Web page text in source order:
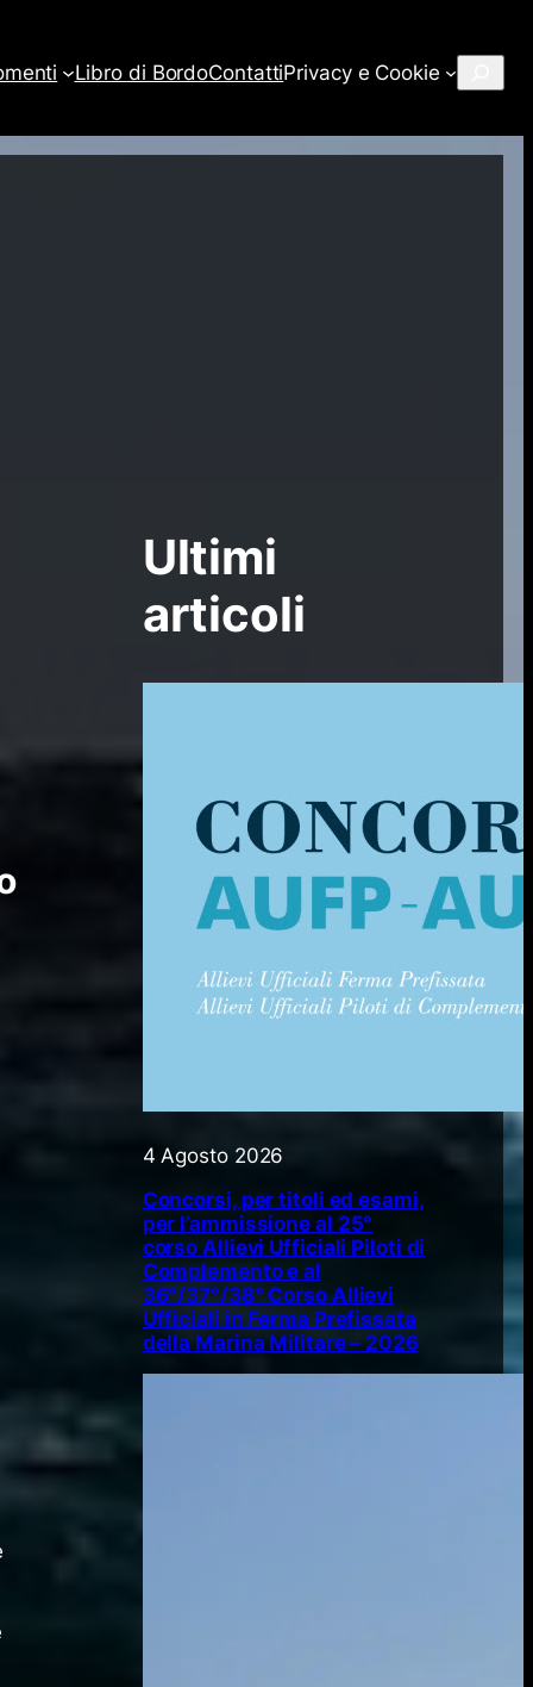
Libro di BordoContattiPrivacy e Cookie
Ultimi
articoli
4 Agosto 2026
Concorsi, per titoli ed esami,
per l’ammissione al 25°
corso Allievi Ufficiali Piloti di
Complemento e al
36°/37°/38° Corso Allievi
Ufficiali in Ferma Prefissata
della Marina Militare – 2026